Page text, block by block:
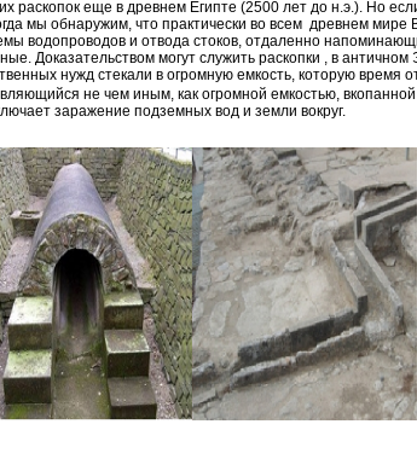
раскопок еще в древнем Египте (2500 лет до н.э.). Но
мы обнаружим, что практически во всем древнем
водопроводов и отвода стоков, отдаленно
Доказательством могут служить раскопки , в
нужд стекали в огромную емкость, которую время
не чем иным, как огромной емкостью,
заражение подземных вод и земли вокруг.